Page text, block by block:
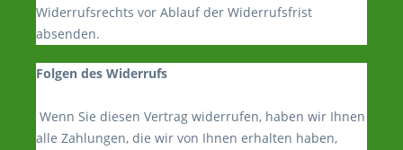
Widerrufsrechts vor Ablauf der Widerrufsfrist
absenden.
Folgen des Widerrufs
Wenn Sie diesen Vertrag widerrufen, haben wir Ihnen
alle Zahlungen, die wir von Ihnen erhalten haben,